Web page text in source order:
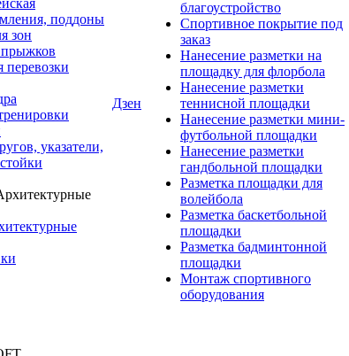
поддоны
зон
перевозки
указатели,
Дзен
благоустройство
Спортивное покрытие под
заказ
Нанесение разметки на
площадку для флорбола
Нанесение разметки
теннисной площадки
Нанесение разметки мини-
футбольной площадки
Нанесение разметки
гандбольной площадки
Разметка площадки для
волейбола
Разметка баскетбольной
площадки
Разметка бадминтонной
площадки
Монтаж спортивного
оборудования